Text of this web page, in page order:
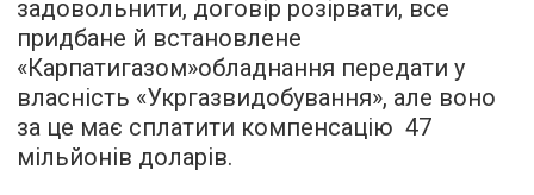
задовольнити, договір розірвати, все
придбане й встановлене
«Карпатигазом»обладнання передати у
власність «Укргазвидобування», але воно
за це має сплатити компенсацію 47
мільйонів доларів.